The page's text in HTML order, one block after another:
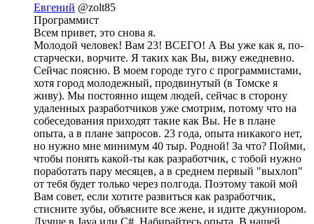
Евгений @zolt85
Программист
Всем привет, это снова я.
Молодой человек! Вам 23! ВСЕГО! А Вы уже как я, по-
старчески, ворчите. Я таких как Вы, вижу ежедневно.
Сейчас поясню. В моем городе туго с программистами,
хотя город молодежный, продвинутый (в Томске я
живу). Мы постоянно ищем людей, сейчас в сторону
удаленных разработчиков уже смотрим, потому что на
собеседования приходят такие как Вы. Не в плане
опыта, а в плане запросов. 23 года, опыта никакого нет,
но нужно мне минимум 40 тыр. Родной! За что? Пойми,
чтобы понять какой-ты как разработчик, с тобой нужно
поработать пару месяцев, а в среднем первый "выхлоп"
от тебя будет только через полгода. Поэтому такой мой
Вам совет, если хотите развиться как разработчик,
стисните зубы, объясните все жене, и идите джуниором.
Лучше в Java или C#. Набирайтесь опыта. В нашей